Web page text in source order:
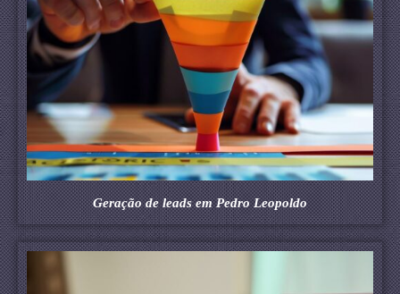
Geração de leads em Pedro Leopoldo